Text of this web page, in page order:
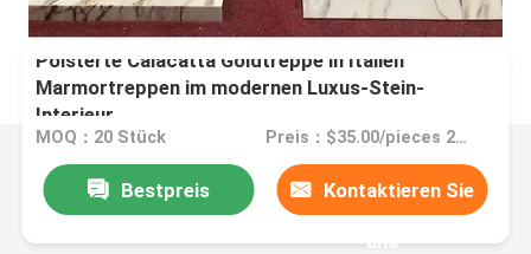
Polsterte Calacatta Goldtreppe in Italien
Marmortreppen im modernen Luxus-Stein-
Interieur
MOQ：20 Stück Preis：$35.00/pieces 20-99 pieces
Bestpreis Kontaktieren Sie
uns